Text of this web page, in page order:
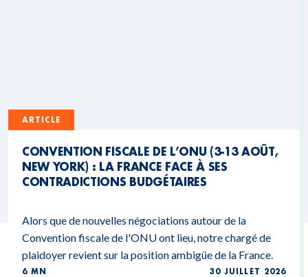
ARTICLE
CONVENTION FISCALE DE L’ONU (3-13 AOÛT,
NEW YORK) : LA FRANCE FACE À SES
CONTRADICTIONS BUDGÉTAIRES
Alors que de nouvelles négociations autour de la
Convention fiscale de l'ONU ont lieu, notre chargé de
plaidoyer revient sur la position ambigüe de la France.
6 MN 30 JUILLET 2026